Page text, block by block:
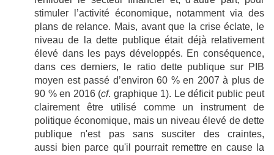
stimuler l’activité économique, notamment via des
plans de relance. Mais, avant que la crise éclate, le
niveau de la dette publique était déjà relativement
élevé dans les pays développés. En conséquence,
dans ces derniers, le ratio dette publique sur PIB
moyen est passé d’environ 60 % en 2007 à plus de
90 % en 2016 (cf. graphique 1). Le déficit public peut
clairement être utilisé comme un instrument de
politique économique, mais un niveau élevé de dette
publique n'est pas sans susciter des craintes,
aussi bien parce qu'il pourrait remettre en cause la